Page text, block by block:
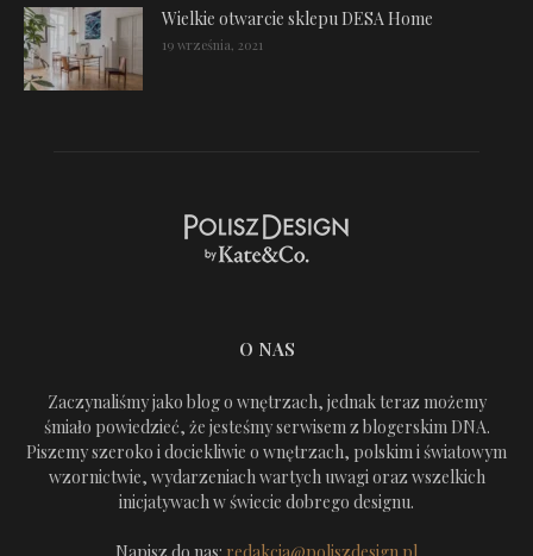
Wielkie otwarcie sklepu DESA Home
19 września, 2021
O NAS
Zaczynaliśmy jako blog o wnętrzach, jednak teraz możemy
śmiało powiedzieć, że jesteśmy serwisem z blogerskim DNA.
Piszemy szeroko i dociekliwie o wnętrzach, polskim i światowym
wzornictwie, wydarzeniach wartych uwagi oraz wszelkich
inicjatywach w świecie dobrego designu.